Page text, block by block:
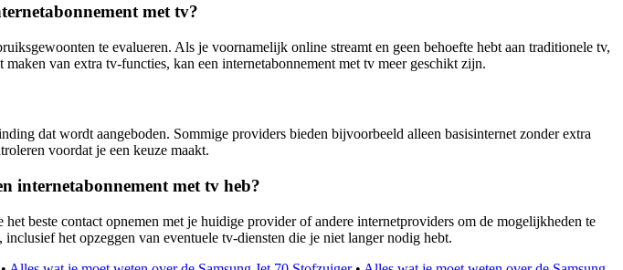
met tv?
te evalueren. Als je voornamelijk online streamt en geen behoefte hebt aan traditionele tv,
van extra tv-functies, kan een internetabonnement met tv meer geschikt zijn.
dat wordt aangeboden. Sommige providers bieden bijvoorbeeld alleen basisinternet zonder extra
voordat je een keuze maakt.
internetabonnement met tv heb?
beste contact opnemen met je huidige provider of andere internetproviders om de mogelijkheden te
het opzeggen van eventuele tv-diensten die je niet langer nodig hebt.